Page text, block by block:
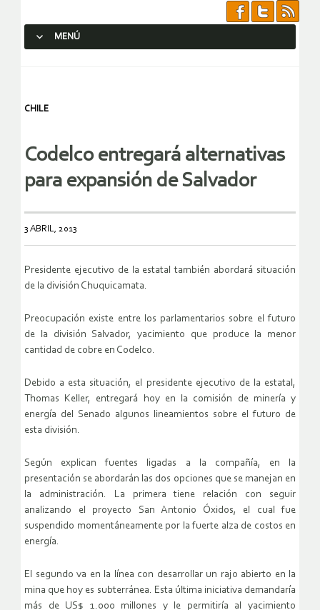
MENÚ
CHILE
Codelco entregará alternativas
para expansión de Salvador
3 ABRIL, 2013
Presidente ejecutivo de la estatal también abordará situación
de la división Chuquicamata.
Preocupación existe entre los parlamentarios sobre el futuro
de la división Salvador, yacimiento que produce la menor
cantidad de cobre en Codelco.
Debido a esta situación, el presidente ejecutivo de la estatal,
Thomas Keller, entregará hoy en la comisión de minería y
energía del Senado algunos lineamientos sobre el futuro de
esta división.
Según explican fuentes ligadas a la compañía, en la
presentación se abordarán las dos opciones que se manejan en
la administración. La primera tiene relación con seguir
analizando el proyecto San Antonio Óxidos, el cual fue
suspendido momentáneamente por la fuerte alza de costos en
energía.
El segundo va en la línea con desarrollar un rajo abierto en la
mina que hoy es subterránea. Esta última iniciativa demandaría
más de US$ 1.000 millones y le permitiría al yacimiento